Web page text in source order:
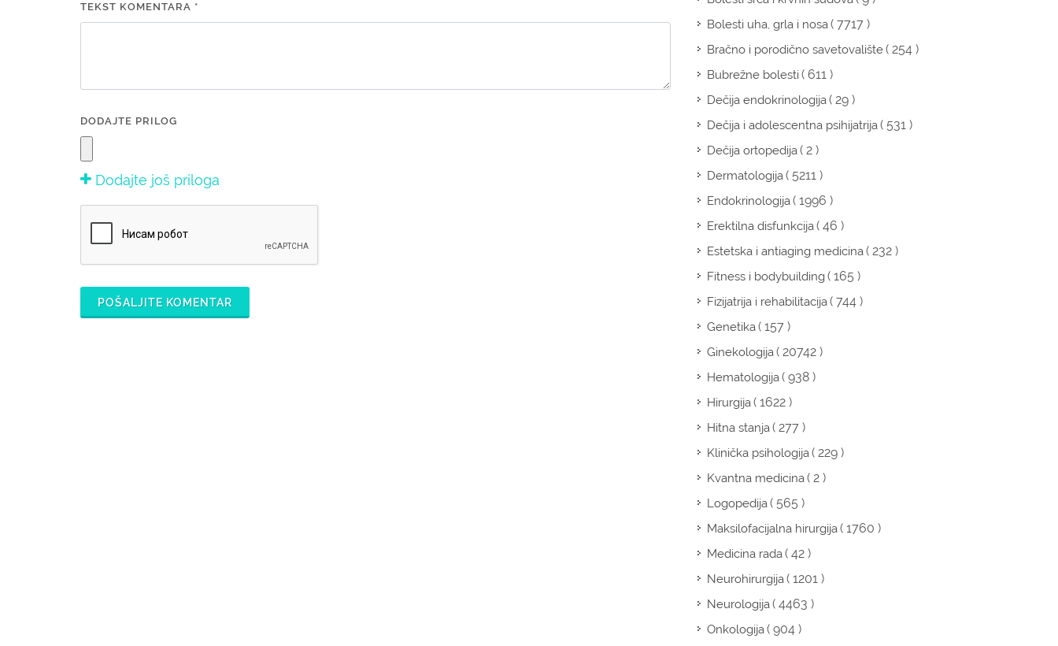
TEKST KOMENTARA *
DODAJTE PRILOG
Dodajte još priloga
POŠALJITE KOMENTAR
Bolesti uha, grla i nosa( 7717 )
Bračno i porodično savetovalište( 254 )
Bubrežne bolesti( 611 )
Dečija endokrinologija( 29 )
Dečija i adolescentna psihijatrija( 531 )
Dečija ortopedija( 2 )
Dermatologija( 5211 )
Endokrinologija( 1996 )
Erektilna disfunkcija( 46 )
Estetska i antiaging medicina( 232 )
Fitness i bodybuilding( 165 )
Fizijatrija i rehabilitacija( 744 )
Genetika( 157 )
Ginekologija( 20742 )
Hematologija( 938 )
Hirurgija( 1622 )
Hitna stanja( 277 )
Klinička psihologija( 229 )
Kvantna medicina( 2 )
Logopedija( 565 )
Maksilofacijalna hirurgija( 1760 )
Medicina rada( 42 )
Neurohirurgija( 1201 )
Neurologija( 4463 )
Onkologija( 904 )